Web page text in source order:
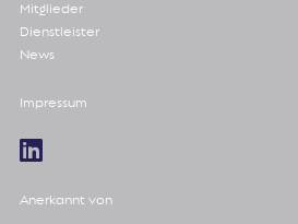
Mitglieder
Dienstleister
News
Impressum
Anerkannt von